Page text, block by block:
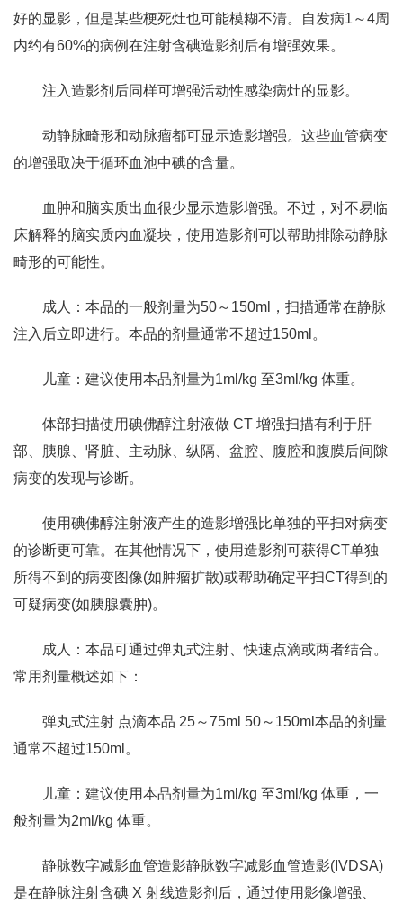
好的显影，但是某些梗死灶也可能模糊不清。自发病1～4周
内约有60%的病例在注射含碘造影剂后有增强效果。
注入造影剂后同样可增强活动性感染病灶的显影。
动静脉畸形和动脉瘤都可显示造影增强。这些血管病变
的增强取决于循环血池中碘的含量。
血肿和脑实质出血很少显示造影增强。不过，对不易临
床解释的脑实质内血凝块，使用造影剂可以帮助排除动静脉
畸形的可能性。
成人：本品的一般剂量为50～150ml，扫描通常在静脉
注入后立即进行。本品的剂量通常不超过150ml。
儿童：建议使用本品剂量为1ml/kg 至3ml/kg 体重。
体部扫描使用碘佛醇注射液做 CT 增强扫描有利于肝
部、胰腺、肾脏、主动脉、纵隔、盆腔、腹腔和腹膜后间隙
病变的发现与诊断。
使用碘佛醇注射液产生的造影增强比单独的平扫对病变
的诊断更可靠。在其他情况下，使用造影剂可获得CT单独
所得不到的病变图像(如肿瘤扩散)或帮助确定平扫CT得到的
可疑病变(如胰腺囊肿)。
成人：本品可通过弹丸式注射、快速点滴或两者结合。
常用剂量概述如下：
弹丸式注射 点滴本品 25～75ml 50～150ml本品的剂量
通常不超过150ml。
儿童：建议使用本品剂量为1ml/kg 至3ml/kg 体重，一
般剂量为2ml/kg 体重。
静脉数字减影血管造影静脉数字减影血管造影(IVDSA)
是在静脉注射含碘 X 射线造影剂后，通过使用影像增强、